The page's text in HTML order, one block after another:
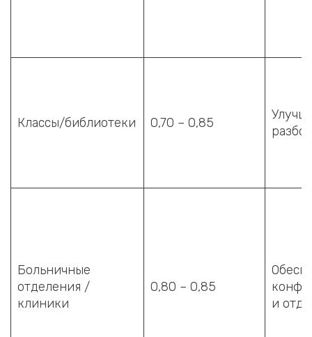
Классы/библиотеки 0,70 – 0,85
Больничные
отделения /
клиники
0,80 – 0,85
и